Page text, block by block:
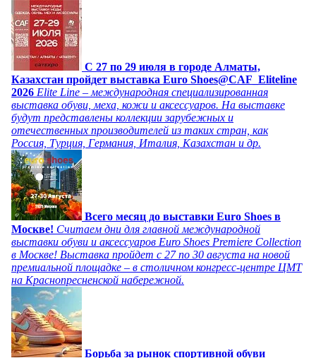
C 27 по 29 июля в городе Алматы,
Казахстан пройдет выставка Euro Shoes@CAF_Eliteline
2026 Elite Line – международная специализированная
выставка обуви, меха, кожи и аксессуаров. На выставке
будут представлены коллекции зарубежных и
отечественных производителей из таких стран, как
Россия, Турция, Германия, Италия, Казахстан и др.
Всего месяц до выставки Euro Shoes в
Москве! Считаем дни для главной международной
выставки обуви и аксессуаров Euro Shoes Premiere Collection
в Москве! Выставка пройдет с 27 по 30 августа на новой
премиальной площадке – в столичном конгресс-центре ЦМТ
на Краснопресненской набережной.
Борьба за рынок спортивной обуви